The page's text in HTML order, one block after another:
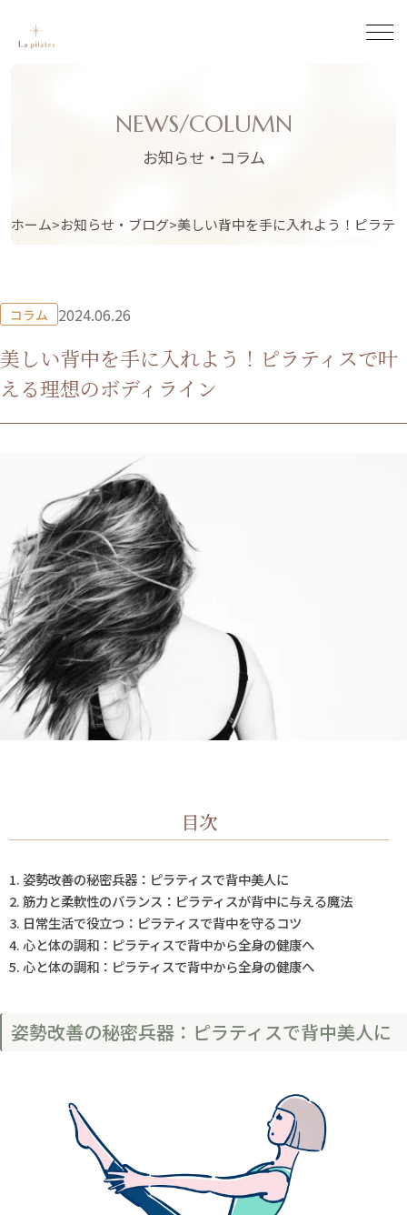
NEWS/COLUMN
お知らせ・コラム
ホーム お知らせ・ブログ 美しい背中を手に入れよう！ピラテ
コラム 2024.06.26
美しい背中を手に入れよう！ピラティスで叶
える理想のボディライン
目次
姿勢改善の秘密兵器：ピラティスで背中美人に
筋力と柔軟性のバランス：ピラティスが背中に与える魔法
日常生活で役立つ：ピラティスで背中を守るコツ
心と体の調和：ピラティスで背中から全身の健康へ
心と体の調和：ピラティスで背中から全身の健康へ
姿勢改善の秘密兵器：ピラティスで背中美人に